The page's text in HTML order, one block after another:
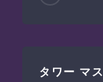
タワー マ